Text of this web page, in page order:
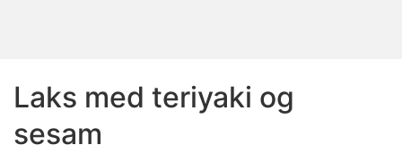
Laks med teriyaki og
sesam